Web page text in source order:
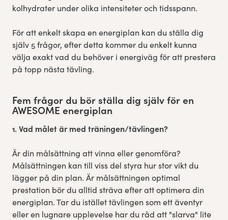
kolhydrater under olika intensiteter och tidsspann.
För att enkelt skapa en energiplan kan du ställa dig
själv 5 frågor, efter detta kommer du enkelt kunna
välja exakt vad du behöver i energiväg för att prestera
på topp nästa tävling.
Fem frågor du bör ställa dig själv för en
AWESOME energiplan
1. Vad målet är med träningen/tävlingen?
Är din målsättning att vinna eller genomföra?
Målsättningen kan till viss del styra hur stor vikt du
lägger på din plan. Är målsättningen optimal
prestation bör du alltid sträva efter att optimera din
energiplan. Tar du istället tävlingen som ett äventyr
eller en lugnare upplevelse har du råd att "slarva" lite